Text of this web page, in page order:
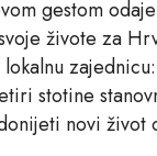
gestom
živote za
stotine
novi život